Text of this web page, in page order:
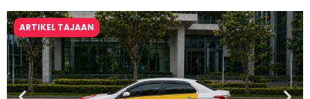
ARTIKEL TAJAAN